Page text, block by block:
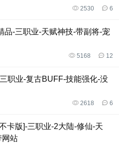
6
2530
品-三职业-天赋神技-带副将-宠
12
5168
职业-复古BUFF-技能强化-没
6
2618
卡版]-三职业-2大陆-修仙-天
网站